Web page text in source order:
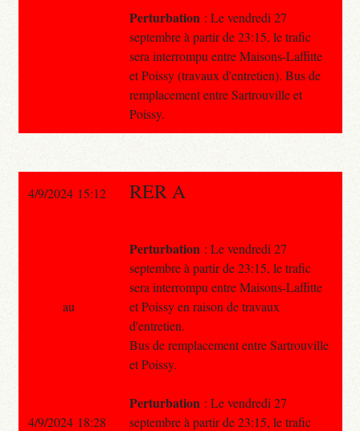
Perturbation : Le vendredi 27
septembre à partir de 23:15, le trafic
sera interrompu entre Maisons-Laffitte
et Poissy (travaux d'entretien). Bus de
remplacement entre Sartrouville et
Poissy.
4/9/2024 15:12 RER A
Perturbation : Le vendredi 27
septembre à partir de 23:15, le trafic
sera interrompu entre Maisons-Laffitte
et Poissy en raison de travaux
d'entretien.
Bus de remplacement entre Sartrouville
et Poissy.
Perturbation : Le vendredi 27
septembre à partir de 23:15, le trafic
au
4/9/2024 18:28